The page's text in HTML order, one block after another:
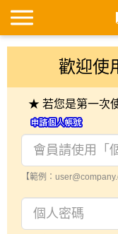
歡迎使
★ 若您是第一次
【範例：